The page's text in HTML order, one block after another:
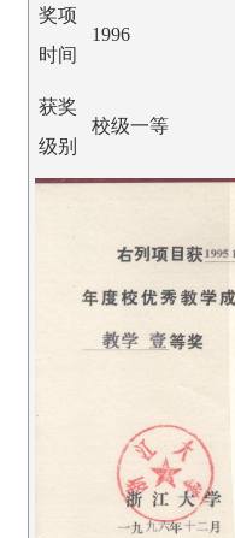
奖项
时间
1996
获奖
级别
校级一等